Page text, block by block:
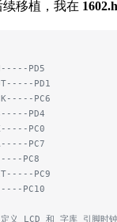
移植，我在 1602.h
PD5
PD1
PC6
PD4
PC0
PC7
PC8
PC9
PC10
义 LCD 和 字库 引脚时钟